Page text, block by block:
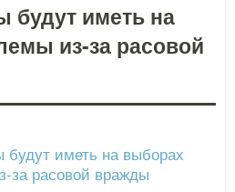
будут иметь на
из-за расовой